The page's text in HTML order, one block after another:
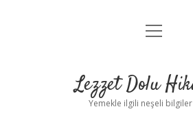
Anasayfa
Yasal Uyarı
menüyü
Lezzet Dolu
Yemekle ilgili neşeli